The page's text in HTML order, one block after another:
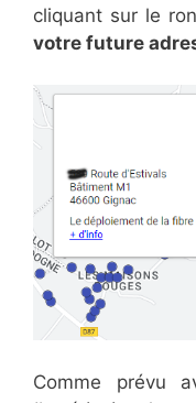
cliquant sur le
votre future
Comme prévu